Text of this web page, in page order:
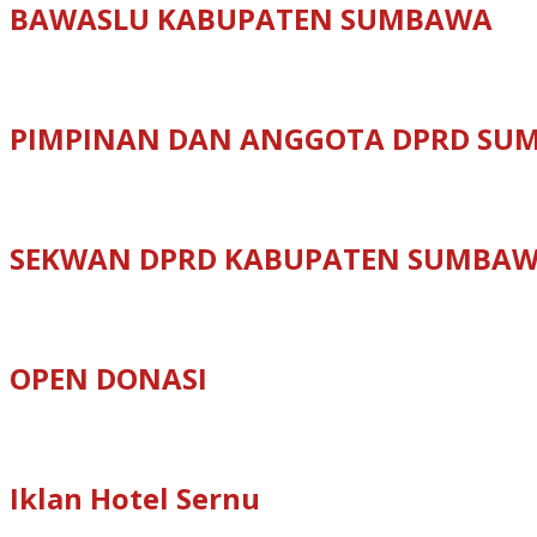
BAWASLU KABUPATEN SUMBAWA
PIMPINAN DAN ANGGOTA DPRD
SEKWAN DPRD KABUPATEN
OPEN DONASI
Iklan Hotel Sernu